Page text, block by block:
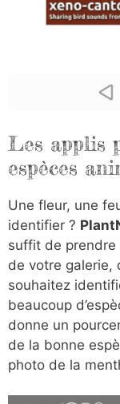
Les applis
espèces
Une fleur, une
identifier ?
suffit de prendre
de votre galerie,
souhaitez
beaucoup
donne un
de la bonne
photo de la